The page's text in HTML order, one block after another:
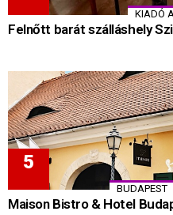
KIADÓ
Felnőtt barát szálláshely
BUDAPEST
Maison Bistro & Hotel